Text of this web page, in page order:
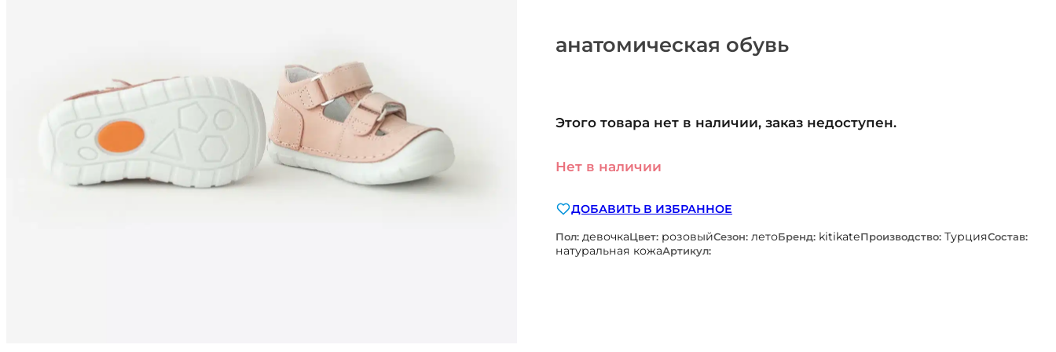
анатомическая обувь
Этого товара нет в наличии, заказ недоступен.
Нет в наличии
ДОБАВИТЬ В ИЗБРАННОЕ
Пол: девочкаЦвет: розовыйСезон: летоБренд: kitikateПроизводство: ТурцияСостав:
натуральная кожаАртикул: